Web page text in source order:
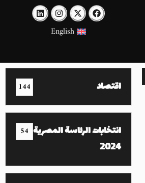
English
اقتصاد 144
انتخابات الرئاسة المصرية
2024
54